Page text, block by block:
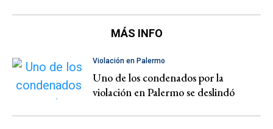
MÁS INFO
Violación en Palermo
Uno de los condenados por la
violación en Palermo se deslindó